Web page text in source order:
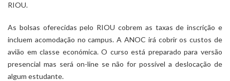
RIOU.
As bolsas oferecidas pelo RIOU cobrem as taxas de inscrição e
incluem acomodação no campus. A ANOC irá cobrir os custos de
avião em classe económica. O curso está preparado para versão
presencial mas será on-line se não for possível a deslocação de
algum estudante.​